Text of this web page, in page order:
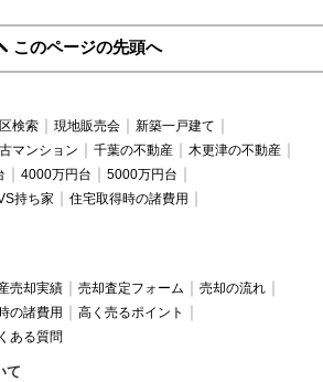
このページの先頭へ
検索 現地販売会
新築一戸建て
マンション 千葉の不動産
木更津の不動産
4000万円台
5000万円台
持ち家
住宅取得時の諸費用
売却実績 売却査定フォーム
売却の流れ
の諸費用
高く売るポイント
ある質問
て